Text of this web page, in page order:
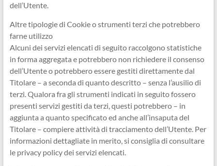
dell’Utente.
Altre tipologie di Cookie o strumenti terzi che potrebbero
farne utilizzo
Alcuni dei servizi elencati di seguito raccolgono statistiche
in forma aggregata e potrebbero non richiedere il consenso
dell’Utente o potrebbero essere gestiti direttamente dal
Titolare – a seconda di quanto descritto – senza l’ausilio di
terzi. Qualora fra gli strumenti indicati in seguito fossero
presenti servizi gestiti da terzi, questi potrebbero – in
aggiunta a quanto specificato ed anche all’insaputa del
Titolare – compiere attività di tracciamento dell’Utente. Per
informazioni dettagliate in merito, si consiglia di consultare
le privacy policy dei servizi elencati.